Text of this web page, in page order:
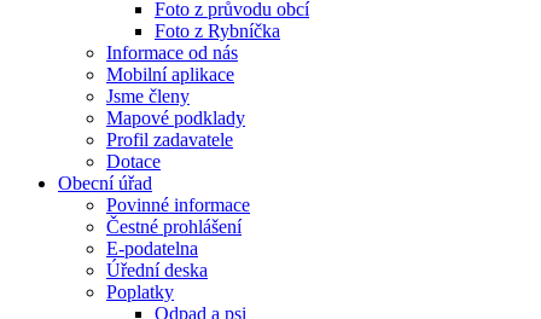
Foto z průvodu obcí
Foto z Rybníčka
Informace od nás
Mobilní aplikace
Jsme členy
Mapové podklady
Profil zadavatele
Dotace
Obecní úřad
Povinné informace
Čestné prohlášení
E-podatelna
Úřední deska
Poplatky
Odpad a psi